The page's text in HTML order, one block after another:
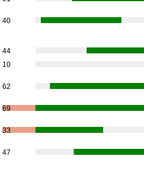
40
44
10
62
69
33
47